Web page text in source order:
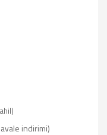
indirimi)